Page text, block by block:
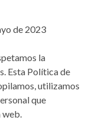
de 2023
la
Esta Política de
utilizamos
que
web.